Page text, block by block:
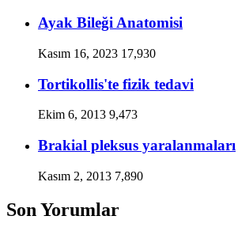
Ayak Bileği Anatomisi
Kasım 16, 2023 17,930
Tortikollis'te fizik tedavi
Ekim 6, 2013 9,473
Brakial pleksus yaralanmaları
Kasım 2, 2013 7,890
Son Yorumlar